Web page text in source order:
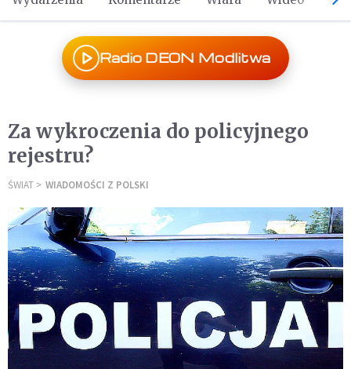
Radio DEON Modlitwa
Za wykroczenia do policyjnego
rejestru?
ŚWIAT WIADOMOŚCI Z POLSKI